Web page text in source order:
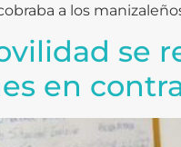
a los
se
en